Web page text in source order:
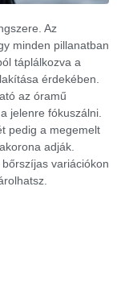
Az
minden pillanatban
táplálkozva a
érdekében.
az óramű
jelenre fókuszálni.
pedig a megemelt
adják.
bőrszíjas variációkon